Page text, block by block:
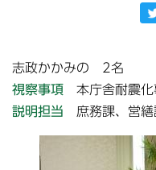
志政かかみの 2名
視察事項 本庁舎耐震化
説明担当 庶務課、営繕